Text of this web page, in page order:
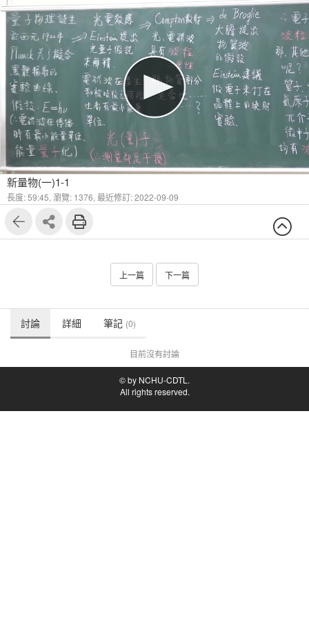
新量物(一)1-1
長度: 59:45, 瀏覽: 1376, 最近修訂: 2022-09-09
上一篇 下一篇
討論 詳細 筆記 (0)
目前沒有討論
© by NCHU-CDTL.
All rights reserved.